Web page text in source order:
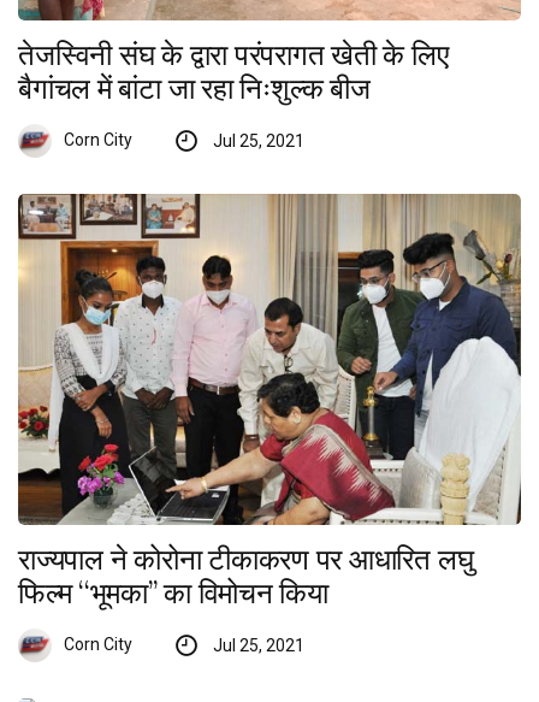
तेजस्विनी संघ के द्वारा परंपरागत खेती के लिए
बैगांचल में बांटा जा रहा निःशुल्क बीज
Corn City Jul 25, 2021
राज्यपाल ने कोरोना टीकाकरण पर आधारित लघु
फिल्म ‘‘भूमका’’ का विमोचन किया
Corn City Jul 25, 2021